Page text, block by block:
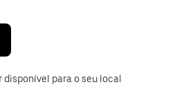
disponível para o seu local